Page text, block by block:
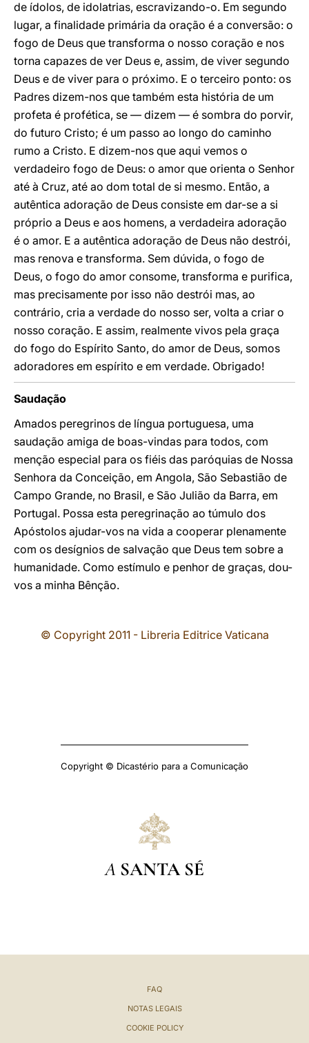
de ídolos, de idolatrias, escravizando-o. Em segundo
lugar, a finalidade primária da oração é a conversão: o
fogo de Deus que transforma o nosso coração e nos
torna capazes de ver Deus e, assim, de viver segundo
Deus e de viver para o próximo. E o terceiro ponto: os
Padres dizem-nos que também esta história de um
profeta é profética, se — dizem — é sombra do porvir,
do futuro Cristo; é um passo ao longo do caminho
rumo a Cristo. E dizem-nos que aqui vemos o
verdadeiro fogo de Deus: o amor que orienta o Senhor
até à Cruz, até ao dom total de si mesmo. Então, a
autêntica adoração de Deus consiste em dar-se a si
próprio a Deus e aos homens, a verdadeira adoração
é o amor. E a autêntica adoração de Deus não destrói,
mas renova e transforma. Sem dúvida, o fogo de
Deus, o fogo do amor consome, transforma e purifica,
mas precisamente por isso não destrói mas, ao
contrário, cria a verdade do nosso ser, volta a criar o
nosso coração. E assim, realmente vivos pela graça
do fogo do Espírito Santo, do amor de Deus, somos
adoradores em espírito e em verdade. Obrigado!
Saudação
Amados peregrinos de língua portuguesa, uma
saudação amiga de boas-vindas para todos, com
menção especial para os fiéis das paróquias de Nossa
Senhora da Conceição, em Angola, São Sebastião de
Campo Grande, no Brasil, e São Julião da Barra, em
Portugal. Possa esta peregrinação ao túmulo dos
Apóstolos ajudar-vos na vida a cooperar plenamente
com os desígnios de salvação que Deus tem sobre a
humanidade. Como estímulo e penhor de graças, dou-
vos a minha Bênção.
© Copyright 2011 - Libreria Editrice Vaticana
Copyright © Dicastério para a Comunicação
A SANTA SÉ
FAQ
NOTAS LEGAIS
COOKIE POLICY